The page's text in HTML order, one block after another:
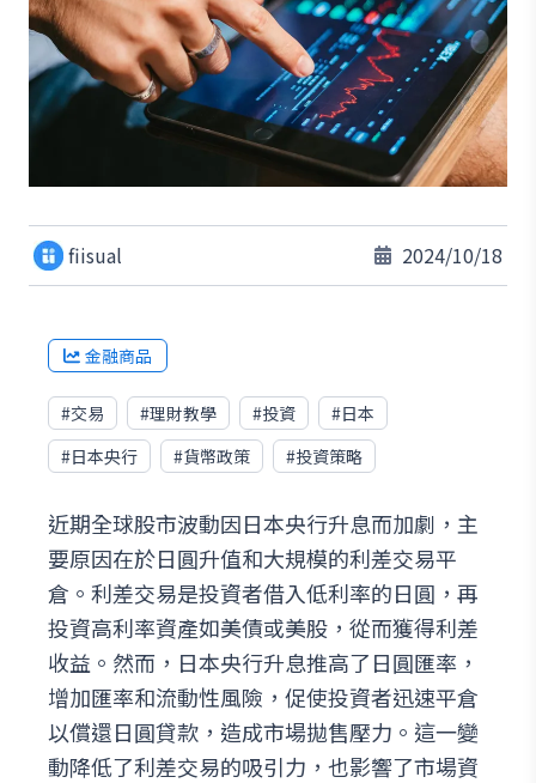
fiisual 2024/10/18
金融商品
#交易 #理財教學 #投資 #日本
#日本央行 #貨幣政策 #投資策略
近期全球股市波動因日本央行升息而加劇，主
要原因在於日圓升值和大規模的利差交易平
倉。利差交易是投資者借入低利率的日圓，再
投資高利率資產如美債或美股，從而獲得利差
收益。然而，日本央行升息推高了日圓匯率，
增加匯率和流動性風險，促使投資者迅速平倉
以償還日圓貸款，造成市場拋售壓力。這一變
動降低了利差交易的吸引力，也影響了市場資